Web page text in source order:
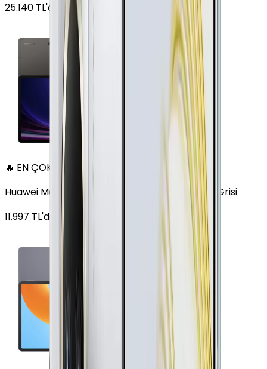
25.140 TL'den başlayan fiyatlar
🔥 EN ÇOK SATAN
Huawei MatePad 11.5 128 GB 11.5 inç Wi-Fi Uzay Grisi
11.997 TL'denbaşlayan fiyatlar